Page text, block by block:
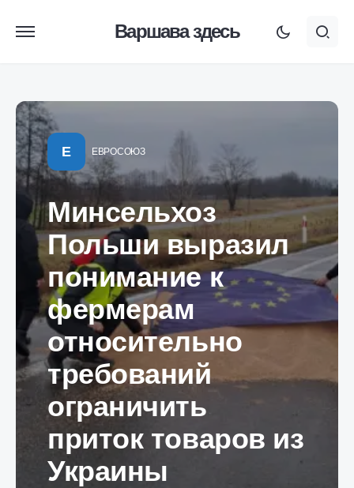
Варшава здесь
Е ЕВРОСОЮЗ
Минсельхоз
Польши выразил
понимание к
фермерам
относительно
требований
ограничить
приток товаров из
Украины